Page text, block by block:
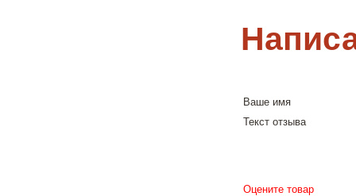
Ваше имя
Текст отзыва
Оцените товар